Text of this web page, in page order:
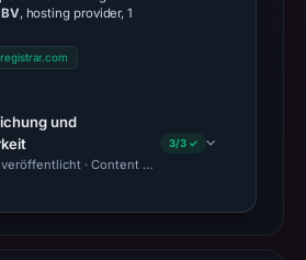
, hosting provider, 1
und
· Content Observed Unavailable ·
3/3 ✓